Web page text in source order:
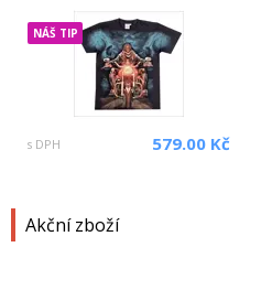
Akční zboží
NÁŠ TIP
s DPH 579.00 Kč